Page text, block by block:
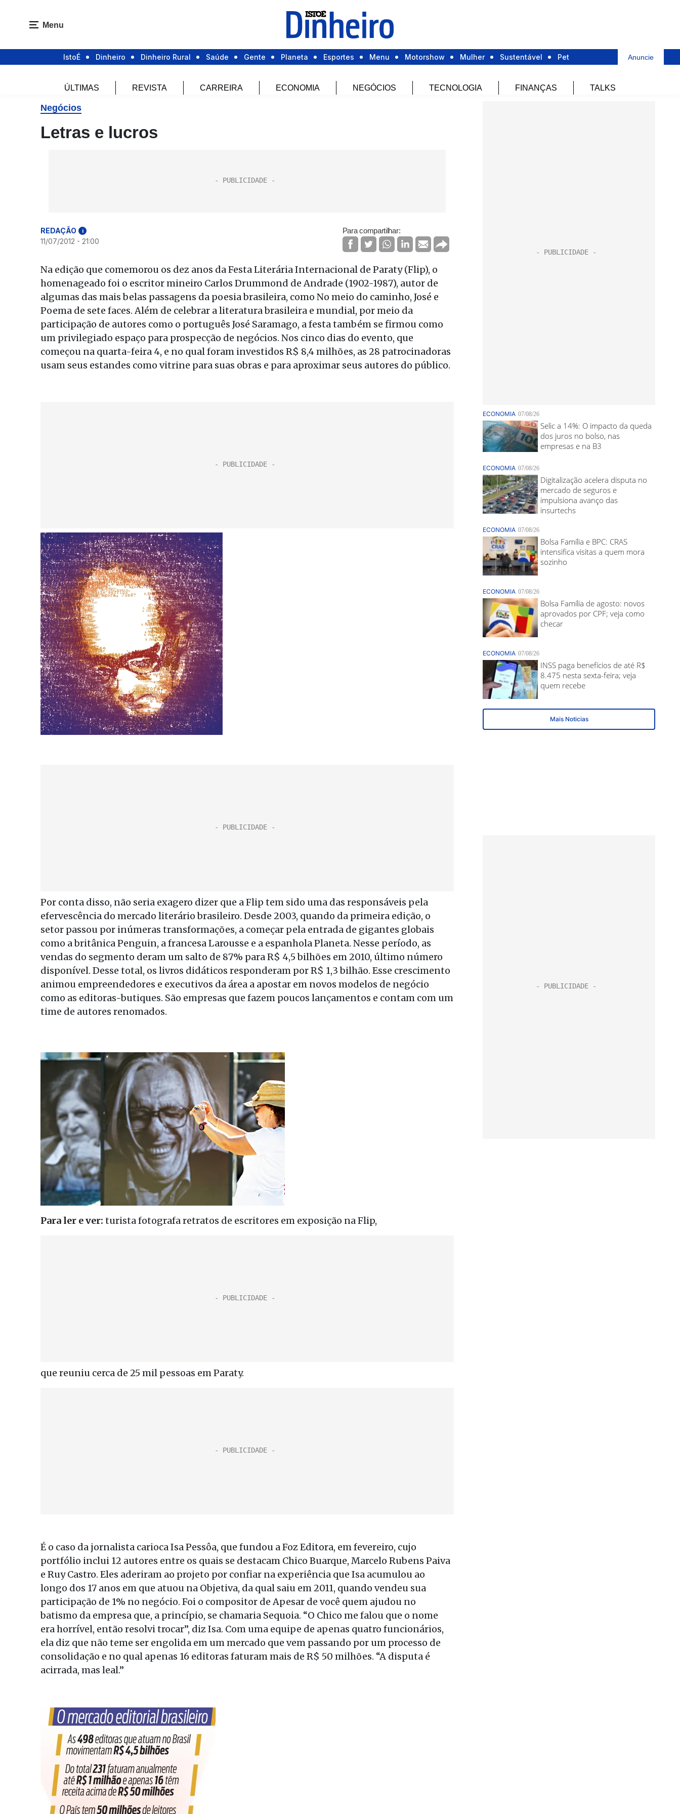
Menu
IstoÉ Dinheiro Dinheiro Rural Saúde Gente Planeta Esportes Menu Motorshow Mulher Sustentável Pet Anuncie
ÚLTIMAS REVISTA CARREIRA ECONOMIA NEGÓCIOS TECNOLOGIA FINANÇAS TALKS
Negócios
Letras e lucros
REDAÇÃO i
11/07/2012 - 21:00
Para compartilhar:
Na edição que comemorou os dez anos da Festa Literária Internacional de Paraty (Flip), o
homenageado foi o escritor mineiro Carlos Drummond de Andrade (1902-1987), autor de
algumas das mais belas passagens da poesia brasileira, como No meio do caminho, José e
Poema de sete faces. Além de celebrar a literatura brasileira e mundial, por meio da
participação de autores como o português José Saramago, a festa também se firmou como
um privilegiado espaço para prospecção de negócios. Nos cinco dias do evento, que
começou na quarta-feira 4, e no qual foram investidos R$ 8,4 milhões, as 28 patrocinadoras
usam seus estandes como vitrine para suas obras e para aproximar seus autores do público.
Por conta disso, não seria exagero dizer que a Flip tem sido uma das responsáveis pela
efervescência do mercado literário brasileiro. Desde 2003, quando da primeira edição, o
setor passou por inúmeras transformações, a começar pela entrada de gigantes globais
como a britânica Penguin, a francesa Larousse e a espanhola Planeta. Nesse período, as
vendas do segmento deram um salto de 87% para R$ 4,5 bilhões em 2010, último número
disponível. Desse total, os livros didáticos responderam por R$ 1,3 bilhão. Esse crescimento
animou empreendedores e executivos da área a apostar em novos modelos de negócio
como as editoras-butiques. São empresas que fazem poucos lançamentos e contam com um
time de autores renomados.
Para ler e ver: turista fotografa retratos de escritores em exposição na Flip,
que reuniu cerca de 25 mil pessoas em Paraty.
É o caso da jornalista carioca Isa Pessôa, que fundou a Foz Editora, em fevereiro, cujo
portfólio inclui 12 autores entre os quais se destacam Chico Buarque, Marcelo Rubens Paiva
e Ruy Castro. Eles aderiram ao projeto por confiar na experiência que Isa acumulou ao
longo dos 17 anos em que atuou na Objetiva, da qual saiu em 2011, quando vendeu sua
participação de 1% no negócio. Foi o compositor de Apesar de você quem ajudou no
batismo da empresa que, a princípio, se chamaria Sequoia. “O Chico me falou que o nome
era horrível, então resolvi trocar”, diz Isa. Com uma equipe de apenas quatro funcionários,
ela diz que não teme ser engolida em um mercado que vem passando por um processo de
consolidação e no qual apenas 16 editoras faturam mais de R$ 50 milhões. “A disputa é
acirrada, mas leal.”